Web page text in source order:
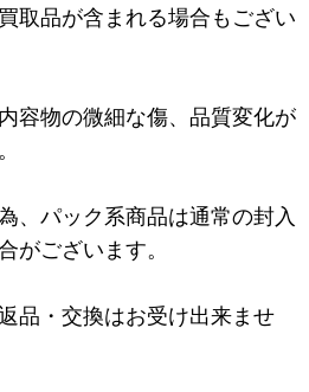
取品が含まれる場合もござい
容物の微細な傷、品質変化が
、パック系商品は通常の封入
がございます。
品・交換はお受け出来ませ